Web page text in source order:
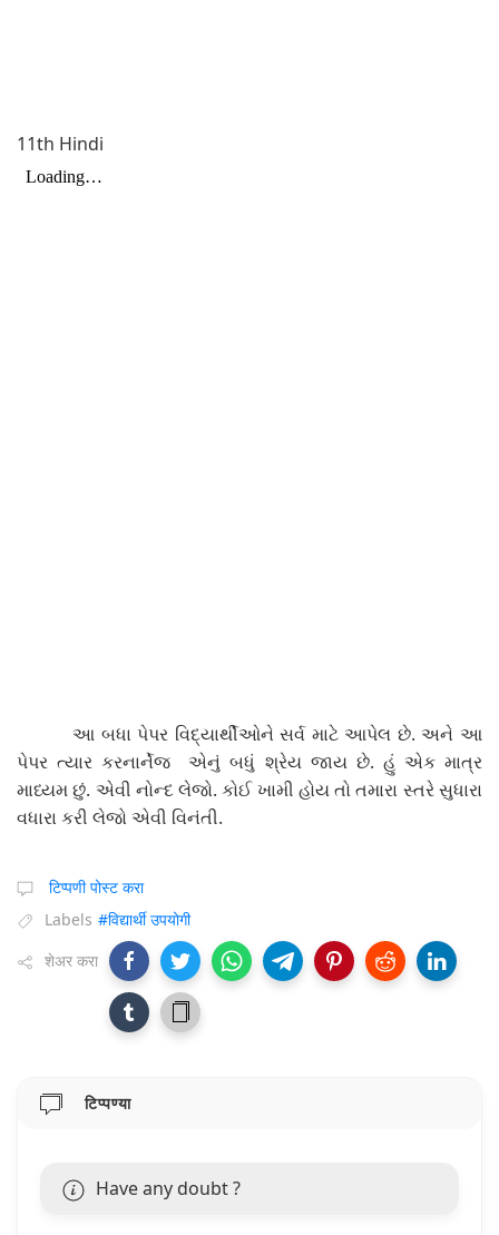
11th Hindi
આ બધા પેપર વિદ્યાર્થીઓને સર્વ માટે આપેલ છે. અને આ
પેપર ત્યાર કરનાર્નેજ એનું બધું શ્રેય જાય છે. હું એક માત્ર
માધ્યમ છું. એવી નોન્દ લેજો. કોઈ ખામી હોય તો તમારા સ્તરે સુધારા
વધારા કરી લેજો એવી વિનંતી.
टिप्पणी पोस्ट करा
Labels #विद्यार्थी उपयोगी
शेअर करा
टिप्पण्या
Have any doubt ?